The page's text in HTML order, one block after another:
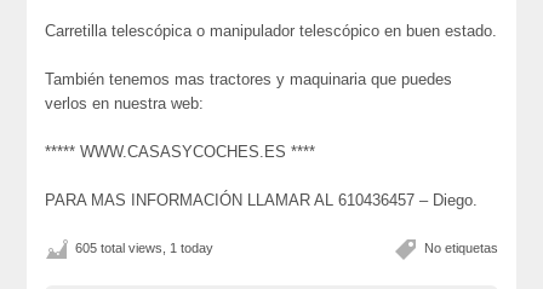
Carretilla telescópica o manipulador telescópico en buen estado.
También tenemos mas tractores y maquinaria que puedes
verlos en nuestra web:
***** WWW.CASASYCOCHES.ES ****
PARA MAS INFORMACIÓN LLAMAR AL 610436457 – Diego.
No etiquetas
605 total views, 1 today